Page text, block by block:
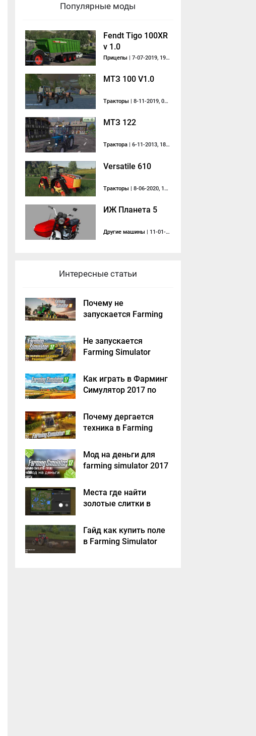
Популярные моды
Fendt Tigo 100XR
v 1.0
Прицепы | 7-07-2019, 19:25
МТЗ 100 V1.0
Тракторы | 8-11-2019, 09:11
МТЗ 122
Трактора | 6-11-2013, 18:51
Versatile 610
Тракторы | 8-06-2020, 19:05
ИЖ Планета 5
Другие машины | 11-01-2014, 00:19
Интересные статьи
Почему не
запускается Farming
решение
Не запускается
Farming Simulator
Как играть в Фарминг
Симулятор 2017 по
Почему дергается
техника в Farming
Мод на деньги для
farming simulator 2017
Места где найти
золотые слитки в
2017?
Гайд как купить поле
в Farming Simulator